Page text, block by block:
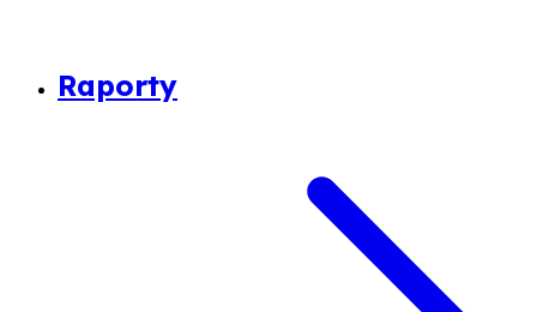
Raporty